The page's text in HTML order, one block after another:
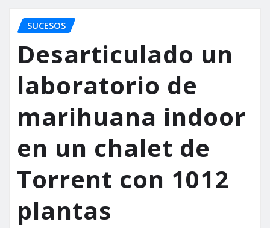
SUCESOS
Desarticulado un
laboratorio de
marihuana indoor
en un chalet de
Torrent con 1012
plantas